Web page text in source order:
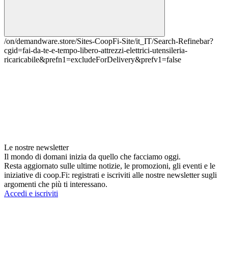
/on/demandware.store/Sites-CoopFi-Site/it_IT/Search-Refinebar?
cgid=fai-da-te-e-tempo-libero-attrezzi-elettrici-utensileria-
ricaricabile&prefn1=excludeForDelivery&prefv1=false
Le nostre newsletter
Il mondo di domani inizia da quello che facciamo oggi.
Resta aggiornato sulle ultime notizie, le promozioni, gli eventi e le
iniziative di coop.Fi: registrati e iscriviti alle nostre newsletter sugli
argomenti che più ti interessano.
Accedi e iscriviti